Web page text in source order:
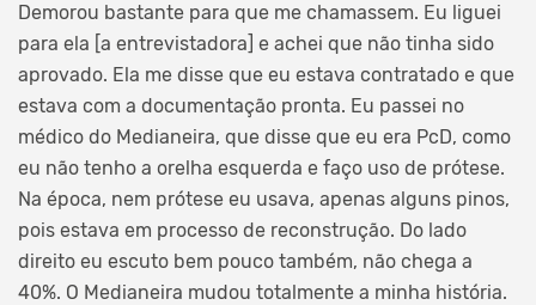
Demorou bastante para que me chamassem. Eu liguei
para ela [a entrevistadora] e achei que não tinha sido
aprovado. Ela me disse que eu estava contratado e que
estava com a documentação pronta. Eu passei no
médico do Medianeira, que disse que eu era PcD, como
eu não tenho a orelha esquerda e faço uso de prótese.
Na época, nem prótese eu usava, apenas alguns pinos,
pois estava em processo de reconstrução. Do lado
direito eu escuto bem pouco também, não chega a
40%. O Medianeira mudou totalmente a minha história.